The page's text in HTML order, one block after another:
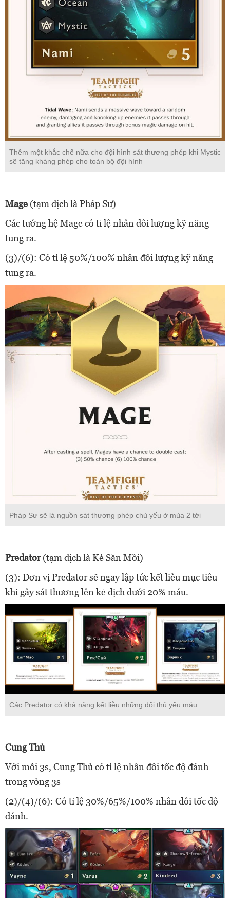
Thêm một khắc chế nữa cho đội hình sát thương phép khi Mystic
sẽ tăng kháng phép cho toàn bộ đội hình
Mage (tạm dịch là Pháp Sư)
Các tướng hệ Mage có tỉ lệ nhân đôi lượng kỹ năng
tung ra.
(3)/(6): Có tỉ lệ 50%/100% nhân đôi lượng kỹ năng
tung ra.
Pháp Sư sẽ là nguồn sát thương phép chủ yếu ở mùa 2 tới
Predator(tạm dịch là Kẻ Săn Mồi)
(3): Đơn vị Predator sẽ ngay lập tức kết liễu mục tiêu
khi gây sát thương lên kẻ địch dưới 20% máu.
Các Predator có khả năng kết liễu những đối thủ yếu máu
Cung Thủ
Với mỗi 3s, Cung Thủ có tỉ lệ nhân đôi tốc độ đánh
trong vòng 3s
(2)/(4)/(6): Có tỉ lệ 30%/65%/100% nhân đôi tốc độ
đánh.